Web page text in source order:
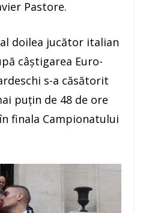
Pastore.
doilea jucător italian
câştigarea Euro-
s-a căsătorit
puţin de 48 de ore
finala Campionatului